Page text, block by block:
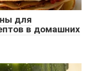
для
в домашних